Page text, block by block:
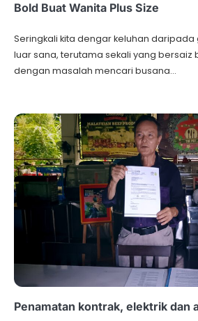
Bold Buat Wanita Plus Size
Seringkali kita dengar keluhan
luar sana, terutama sekali yang bersaiz
dengan masalah mencari busana…
Penamatan kontrak, elektrik dan